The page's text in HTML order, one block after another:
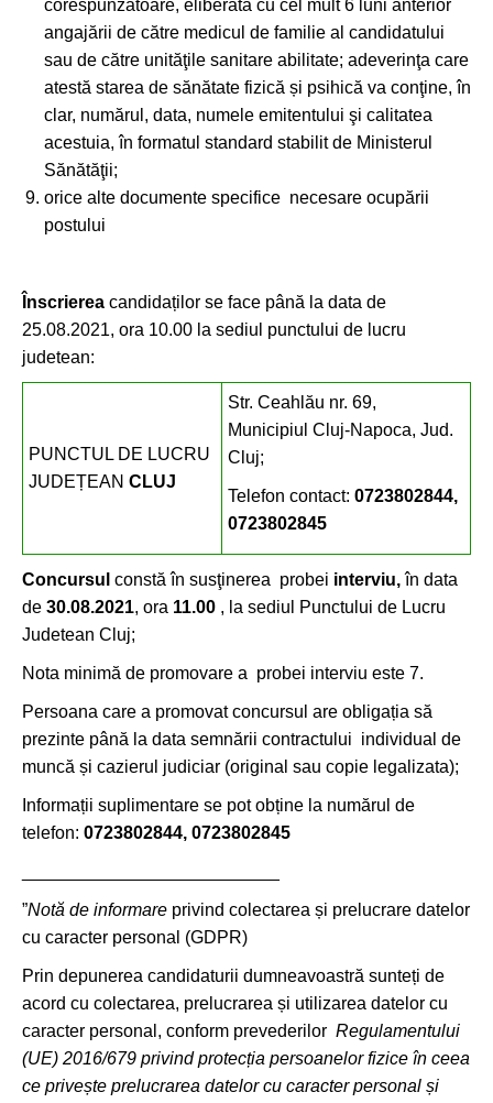
corespunzatoare, eliberată cu cel mult 6 luni anterior
angajării de către medicul de familie al candidatului
sau de către unităţile sanitare abilitate; adeverinţa care
atestă starea de sănătate fizică și psihică va conţine, în
clar, numărul, data, numele emitentului şi calitatea
acestuia, în formatul standard stabilit de Ministerul
Sănătăţii;
orice alte documente specifice necesare ocupării
postului
Înscrierea candidaților se face până la data de
25.08.2021, ora 10.00 la sediul punctului de lucru
judetean:
PUNCTUL DE LUCRU
JUDEȚEAN CLUJ
Str. Ceahlău nr. 69,
Municipiul Cluj-Napoca, Jud.
Cluj;
Telefon contact: 0723802844,
0723802845
Concursul constă în susţinerea probei interviu,în data
de 30.08.2021, ora 11.00 , la sediul Punctului de Lucru
Judetean Cluj;
Nota minimă de promovare a probei interviu este 7.
Persoana care a promovat concursul are obligația să
prezinte până la data semnării contractului individual de
muncă și cazierul judiciar (original sau copie legalizata);
Informații suplimentare se pot obține la numărul de
telefon: 0723802844, 0723802845
”Notă de informare privind colectarea și prelucrare datelor
cu caracter personal (GDPR)
Prin depunerea candidaturii dumneavoastră sunteți de
acord cu colectarea, prelucrarea și utilizarea datelor cu
caracter personal, conform prevederilor Regulamentului
(UE) 2016/679 privind protecția persoanelor fizice în ceea
ce privește prelucrarea datelor cu caracter personal și